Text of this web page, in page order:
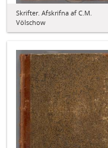
Skrifter. Afskrifna af C.M.
Völschow